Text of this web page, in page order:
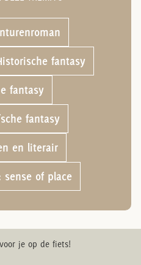
fantasy
fantasy
fantasy
en literair
sense of place
je op de fiets!